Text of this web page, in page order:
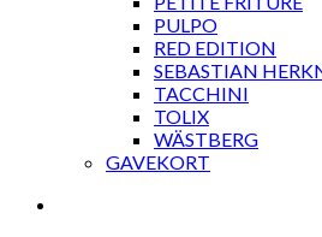
PULPO
RED EDITION
SEBASTIAN
TACCHINI
TOLIX
WÄSTBERG
GAVEKORT